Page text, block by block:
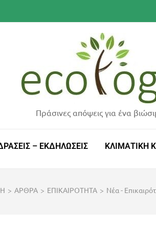
Πράσινες απόψεις για ένα
– ΕΚΔΗΛΩΣΕΙΣ ΚΛΙΜΑΤΙΚΗ
> ΑΡΘΡΑ > ΕΠΙΚΑΙΡΟΤΗΤΑ > Νέα -